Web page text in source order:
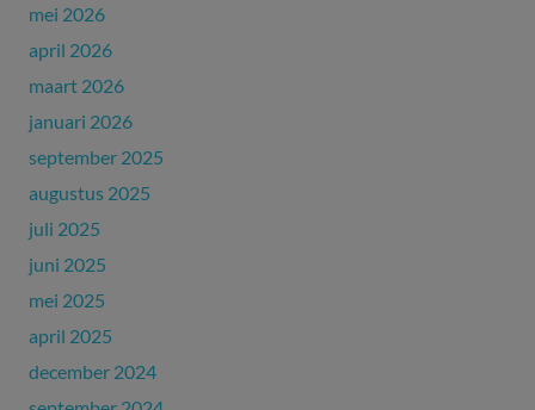
mei 2026
april 2026
maart 2026
januari 2026
september 2025
augustus 2025
juli 2025
juni 2025
mei 2025
april 2025
december 2024